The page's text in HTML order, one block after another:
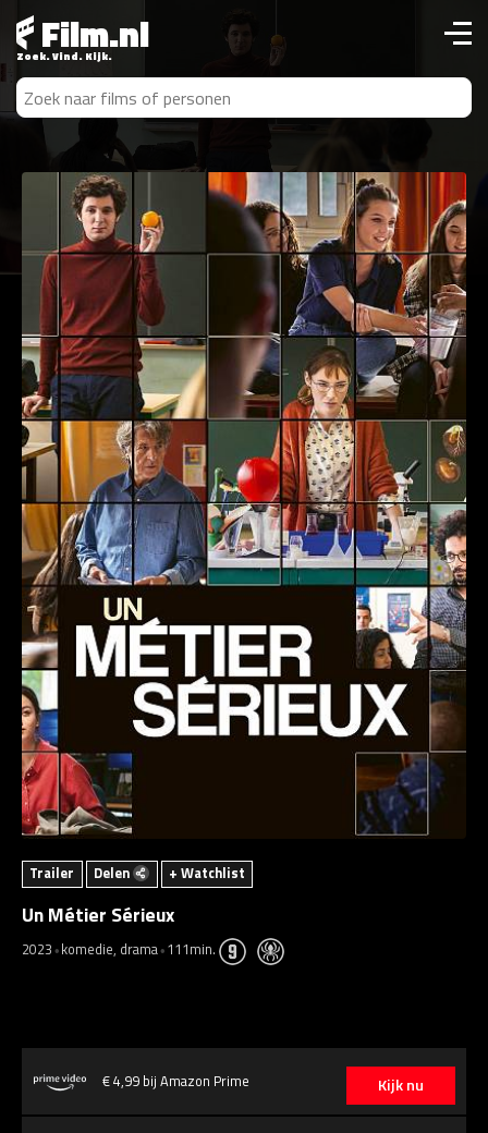
Film.nl
Zoek. Vind. Kijk.
Trailer Delen + Watchlist
Un Métier Sérieux
2023 komedie, drama 111min.
Kijk nu
€ 4,99 bij Amazon Prime